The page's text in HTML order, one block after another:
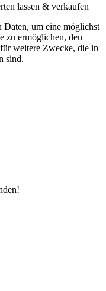
lassen & verkaufen
Daten, um eine möglichst
zu ermöglichen, den
weitere Zwecke, die in
sind.